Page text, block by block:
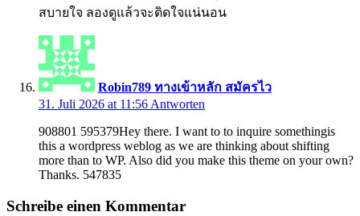
สบายใจ ลองดูแล้วจะติดใจแน่นอน
Robin789 ทางเข้าหลัก สมัครไว
31. Juli 2026 at 11:56 Antworten
908801 595379Hey there. I want to to inquire somethingis
this a wordpress weblog as we are thinking about shifting
more than to WP. Also did you make this theme on your own?
Thanks. 547835
Schreibe einen Kommentar